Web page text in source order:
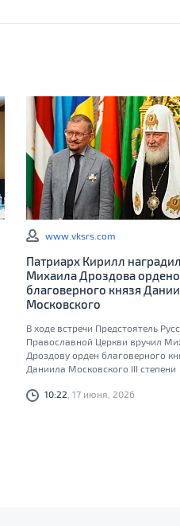
www.vksrs.com
Патриарх Кирилл наградил
Михаила Дроздова
благоверного князя
Московского
В ходе встречи Предстоятель
Православной Церкви вручил
Дроздову орден благоверного
Даниила Московского III степени
10:22 , 17 июня, 2026